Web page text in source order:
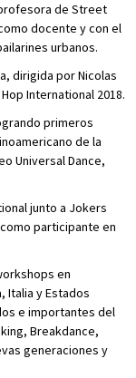
de Street
docente y con el
urbanos.
dirigida por Nicolas
International 2018.
primeros
de la
Universal Dance,
junto a Jokers
participante en
en
Italia y Estados
e importantes del
Breakdance,
generaciones y